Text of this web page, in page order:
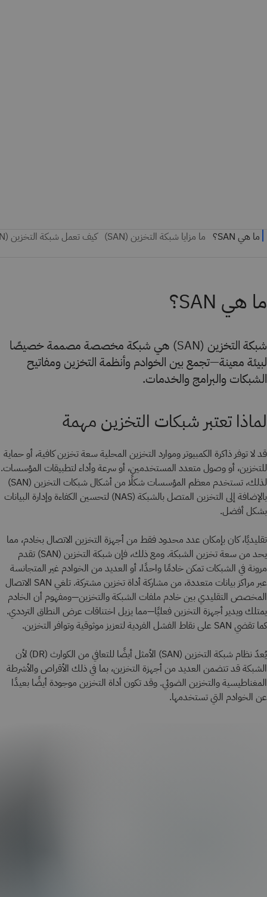
ما هي SAN؟
شبكة التخزين (SAN) هي شبكة مخصصة مصممة خصيصًا
لبيئة معينة—تجمع بين الخوادم وأنظمة التخزين ومفاتيح
الشبكات والبرامج والخدمات.
لماذا تعتبر شبكات التخزين مهمة
قد لا توفر ذاكرة الكمبيوتر وموارد التخزين المحلية سعة تخزين كافية، أو حماية
للتخزين، أو وصول متعدد المستخدمين، أو سرعة وأداء لتطبيقات المؤسسات.
لذلك، تستخدم معظم المؤسسات شكلًا من أشكال شبكات التخزين (SAN)
بالإضافة إلى التخزين المتصل بالشبكة (NAS) لتحسين الكفاءة وإدارة البيانات
بشكل أفضل.
تقليديًا، كان بإمكان عدد محدود فقط من أجهزة التخزين الاتصال بخادم، مما
يحد من سعة تخزين الشبكة. ومع ذلك، فإن شبكة التخزين (SAN) تقدم
مرونة في الشبكات تمكن خادمًا واحدًا، أو العديد من الخوادم غير المتجانسة
عبر مراكز بيانات متعددة، من مشاركة أداة تخزين مشتركة. تلغي SAN الاتصال
المخصص التقليدي بين خادم ملفات الشبكة والتخزين—ومفهوم أن الخادم
يمتلك ويدير أجهزة التخزين فعليًا—مما يزيل اختناقات عرض النطاق الترددي.
كما تقضي SAN على نقاط الفشل الفردية لتعزيز موثوقية وتوافر التخزين.
يُعدّ نظام شبكة التخزين (SAN) الأمثل أيضًا للتعافي من الكوارث (DR) لأن
الشبكة قد تتضمن العديد من أجهزة التخزين، بما في ذلك الأقراص والأشرطة
المغناطيسية والتخزين الضوئي. وقد تكون أداة التخزين موجودة أيضًا بعيدًا
عن الخوادم التي تستخدمها.